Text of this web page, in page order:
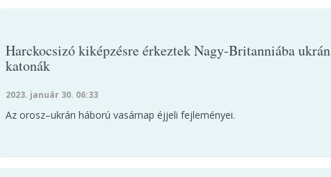
Harckocsizó kiképzésre érkeztek Nagy-Britanniába ukrán
katonák
2023. január 30. 06:33
Az orosz–ukrán háború vasárnap éjjeli fejleményei.